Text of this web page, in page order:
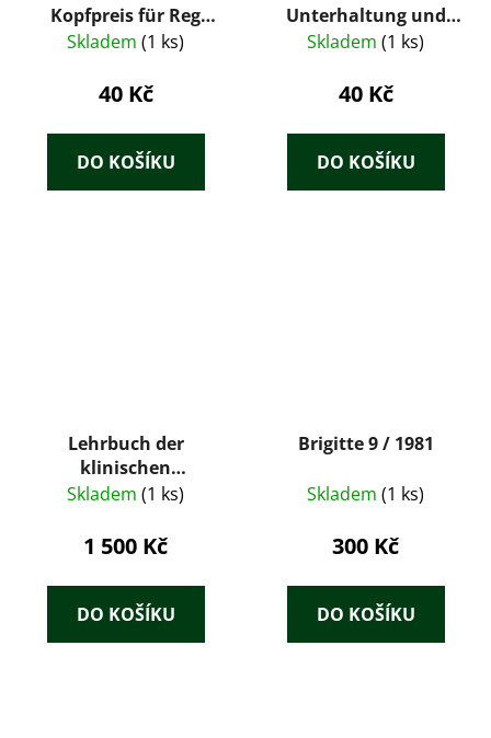
Kopfpreis für Reg
Harris
Skladem (1 ks)
40 Kč
DO KOŠÍKU
Unterhaltung und
des Wissens. Bd. 7. Jg.
Skladem (1 ks)
40 Kč
DO KOŠÍKU
Lehrbuch der
klinischen
Untersuchungsmethoden
Studirende.
Skladem (1 ks)
1 500 Kč
DO KOŠÍKU
Brigitte 9 / 1981
Skladem (1 ks)
300 Kč
DO KOŠÍKU